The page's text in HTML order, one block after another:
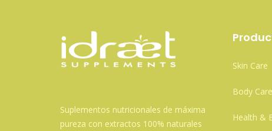
Suplementos nutricionales de máxima
pureza con extractos 100% naturales
Skin Care
Body Care
Health &